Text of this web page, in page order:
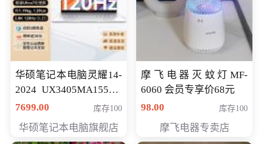
华硕笔记本电脑灵耀14-
2024 UX3405MA155夜
空蓝 oled 智慧轻薄本 会
7699.00 库存100
华硕笔记本电脑旗舰店
摩飞电器灭蚊灯MF-
6060 会员专享价68元
98.00
库存100
摩飞电器专卖店